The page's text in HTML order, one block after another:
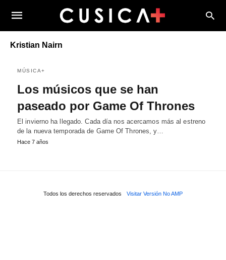
Kristian Nairn
MÚSICA+
Los músicos que se han
paseado por Game Of Thrones
El invierno ha llegado. Cada día nos acercamos más al estreno
de la nueva temporada de Game Of Thrones, y…
Hace 7 años
Todos los derechos reservados Visitar Versión No AMP